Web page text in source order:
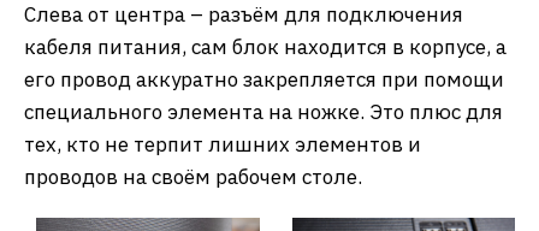
Слева от центра – разъём для подключения
кабеля питания, сам блок находится в корпусе, а
его провод аккуратно закрепляется при помощи
специального элемента на ножке. Это плюс для
тех, кто не терпит лишних элементов и
проводов на своём рабочем столе.